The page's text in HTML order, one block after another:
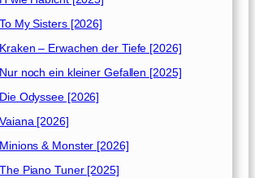
To My Sisters [2026]
Kraken – Erwachen der Tiefe [2026]
Nur noch ein kleiner Gefallen [2025]
Die Odyssee [2026]
Vaiana [2026]
Minions & Monster [2026]
The Piano Tuner [2025]